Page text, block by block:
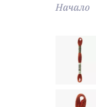
Начало